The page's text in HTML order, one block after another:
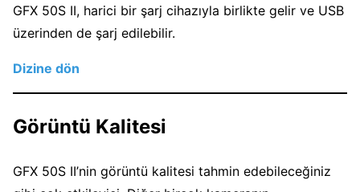
GFX 50S II, harici bir şarj cihazıyla birlikte gelir ve USB
üzerinden de şarj edilebilir.
Dizine dön
Görüntü Kalitesi
GFX 50S II’nin görüntü kalitesi tahmin edebileceğiniz